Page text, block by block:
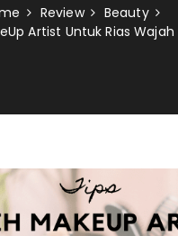
Review
Beauty
Artist Untuk Rias